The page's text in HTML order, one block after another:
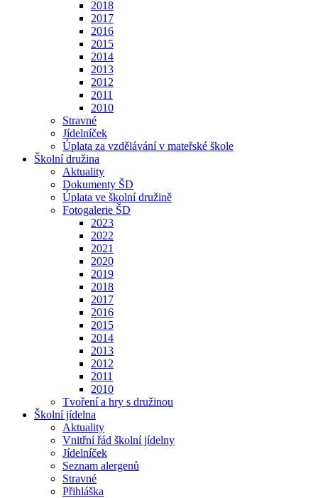
2018
2017
2016
2015
2014
2013
2012
2011
2010
Stravné
Jídelníček
Úplata za vzdělávání v mateřské škole
Školní družina
Aktuality
Dokumenty ŠD
Úplata ve školní družině
Fotogalerie ŠD
2023
2022
2021
2020
2019
2018
2017
2016
2015
2014
2013
2012
2011
2010
Tvoření a hry s družinou
Školní jídelna
Aktuality
Vnitřní řád školní jídelny
Jídelníček
Seznam alergenů
Stravné
Přihláška